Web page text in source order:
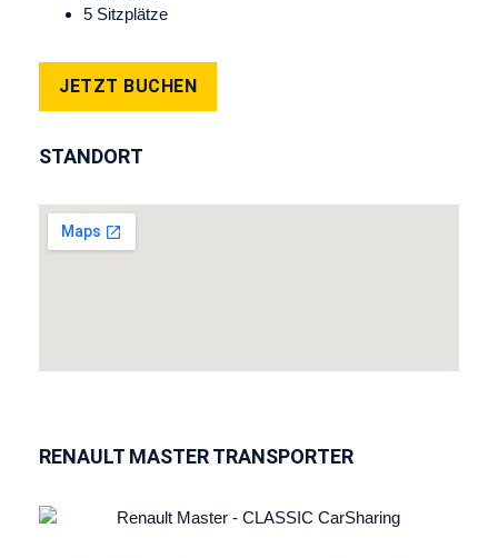
5 Sitzplätze
JETZT BUCHEN
STANDORT
RENAULT MASTER TRANSPORTER